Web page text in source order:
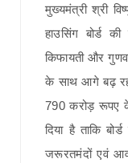
मुख्यमंत्री श्री
हाउसिंग बोर्ड
किफायती और
के साथ आगे बढ़
790 करोड़ रूपए
दिया है ताकि
जरूरतमंदों एवं